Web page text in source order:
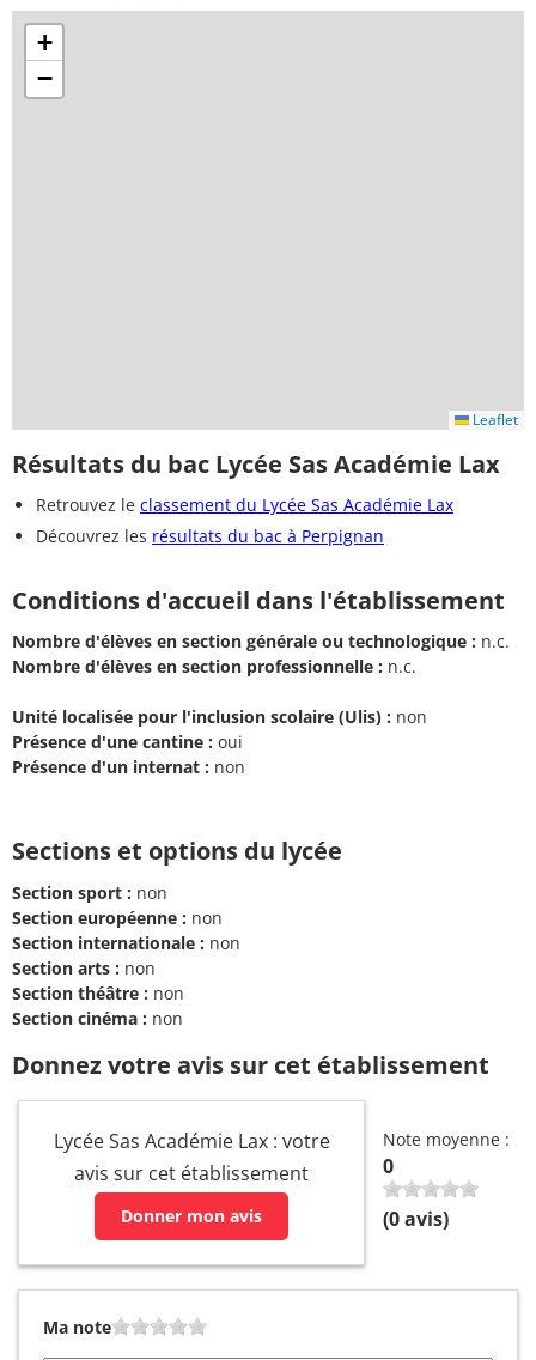
+
−
Leaflet
Résultats du bac Lycée Sas Académie Lax
Retrouvez le classement du Lycée Sas Académie Lax
Découvrez les résultats du bac à Perpignan
Conditions d'accueil dans l'établissement
Nombre d'élèves en section générale ou technologique : n.c.
Nombre d'élèves en section professionnelle : n.c.
Unité localisée pour l'inclusion scolaire (Ulis) : non
Présence d'une cantine : oui
Présence d'un internat : non
Sections et options du lycée
Section sport : non
Section européenne : non
Section internationale : non
Section arts : non
Section théâtre : non
Section cinéma : non
Donnez votre avis sur cet établissement
Lycée Sas Académie Lax : votre
avis sur cet établissement
Donner mon avis
Note moyenne :
0
(0avis)
Ma note